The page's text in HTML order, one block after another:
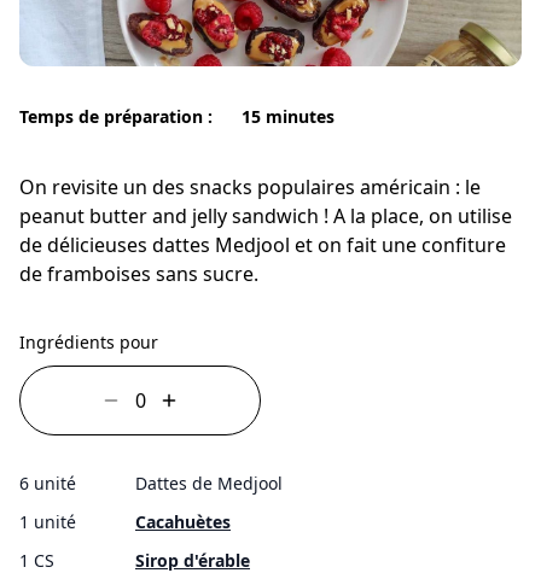
Temps de préparation : 15 minutes
On revisite un des snacks populaires américain : le
peanut butter and jelly sandwich ! A la place, on utilise
de délicieuses dattes Medjool et on fait une confiture
de framboises sans sucre.
Ingrédients pour
6 unité
Dattes de Medjool
1 unité
Cacahuètes
1 CS
Sirop d'érable